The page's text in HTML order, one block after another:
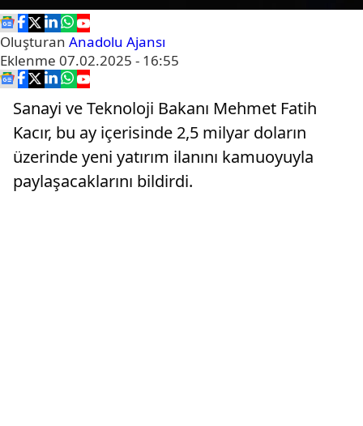
Oluşturan Anadolu Ajansı
Eklenme 07.02.2025 - 16:55
Sanayi ve Teknoloji Bakanı Mehmet Fatih
Kacır, bu ay içerisinde 2,5 milyar doların
üzerinde yeni yatırım ilanını kamuoyuyla
paylaşacaklarını bildirdi.